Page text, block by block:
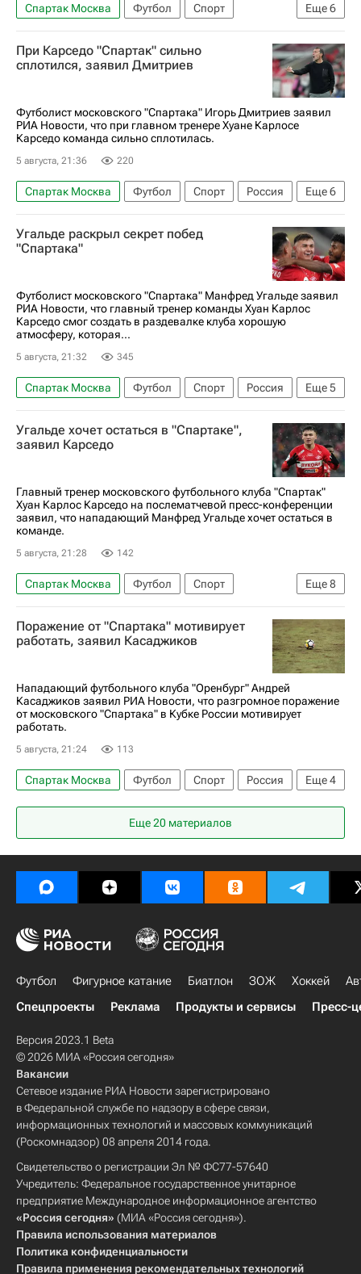
Еще6
Спартак Москва Футбол
Спорт
Карлос Карседо
Жедсон Фернандеш
Краснодар
Ахмат
РПЛ 2026-2027 (Чемпионат России по футболу)
Кубок России по футболу
При Карседо "Спартак" сильно
сплотился, заявил Дмитриев
Футболист московского "Спартака" Игорь Дмитриев заявил
РИА Новости, что при главном тренере Хуане Карлосе
Карседо команда сильно сплотилась.
5 августа, 21:36 220
Еще6
Спартак Москва Футбол Спорт
Россия
Игорь Дмитриев
Карлос Карседо
Игорь Дмитриев (24.07.2004)
РПЛ 2026-2027 (Чемпионат России по футболу)
Оренбург
Угальде раскрыл секрет побед
"Спартака"
Футболист московского "Спартака" Манфред Угальде заявил
РИА Новости, что главный тренер команды Хуан Карлос
Карседо смог создать в раздевалке клуба хорошую
атмосферу, которая...
5 августа, 21:32 345
Еще5
Спартак Москва Футбол Спорт
Россия
Карлос Карседо
Манфред Угальде
РПЛ 2026-2027 (Чемпионат России по футболу)
Угальде хочет остаться в "Спартаке",
заявил Карседо
Главный тренер московского футбольного клуба "Спартак"
Хуан Карлос Карседо на послематчевой пресс-конференции
заявил, что нападающий Манфред Угальде хочет остаться в
команде.
5 августа, 21:28 142
Еще8
Спартак Москва Футбол
Спорт
Карлос Карседо
Ливай Гарсия
Манфред Угальде
Мирлинд Даку
РПЛ 2026-2027 (Чемпионат России по футболу)
Кубок России по футболу
Поражение от "Спартака" мотивирует
работать, заявил Касаджиков
Нападающий футбольного клуба "Оренбург" Андрей
Касаджиков заявил РИА Новости, что разгромное поражение
от московского "Спартака" в Кубке России мотивирует
работать.
5 августа, 21:24 113
Еще4
Спартак Москва Футбол Спорт
Россия
Оренбург
Кубок России по футболу
РПЛ 2026-2027 (Чемпионат России по футболу)
Андрей Касаджиков
Еще 20 материалов
Футбол Фигурное катание Биатлон ЗОЖ Хоккей
Спецпроекты
Реклама Продукты и сервисы Пресс-
Версия 2023.1 Beta
© 2026 МИА «Россия сегодня»
Вакансии
Сетевое издание РИА Новости зарегистрировано
в Федеральной службе по надзору в сфере связи,
информационных технологий и массовых коммуникаций
(Роскомнадзор) 08 апреля 2014 года.
Свидетельство о регистрации Эл № ФС77-57640
Учредитель: Федеральное государственное унитарное
предприятие Международное информационное агентство
«Россия сегодня» (МИА «Россия сегодня»).
Правила использования материалов
Политика конфиденциальности
Правила применения рекомендательных технологий